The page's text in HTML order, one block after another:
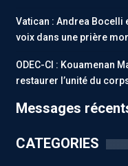
Vatican : Andrea Bocelli
voix dans une prière
ODEC-CI : Kouamenan
restaurer l’unité du
Messages
CATEGORIES